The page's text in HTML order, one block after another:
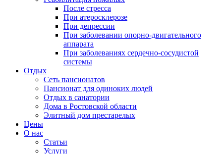
После стресса
При атеросклерозе
При депрессии
При заболевании опорно-двигательного
аппарата
При заболеваниях сердечно-сосудистой
системы
Отдых
Сеть пансионатов
Пансионат для одиноких людей
Отдых в санатории
Дома в Ростовской области
Элитный дом престарелых
Цены
О нас
Статьи
Услуги